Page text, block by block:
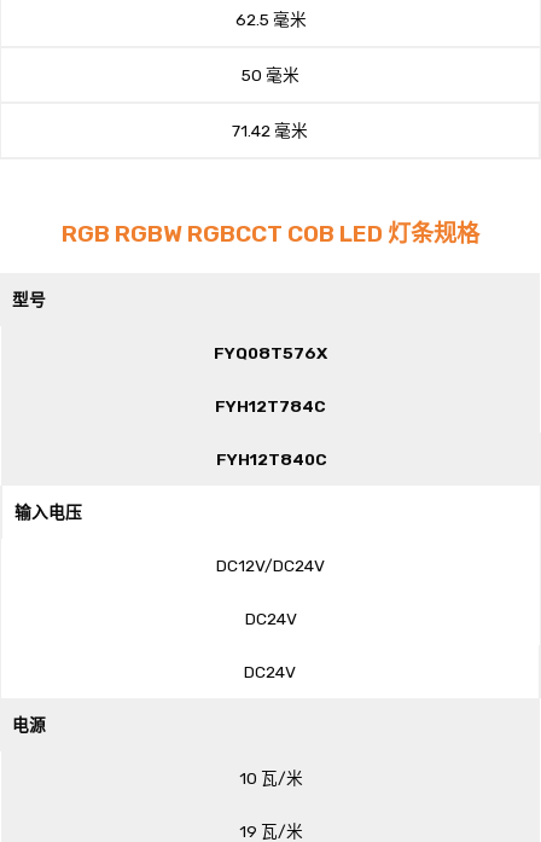
62.5 毫米
50 毫米
71.42 毫米
RGB RGBW RGBCCT COB LED 灯条规格
型号
FYQ08T576X
FYH12T784C
FYH12T840C
输入电压
DC12V/DC24V
DC24V
DC24V
电源
10 瓦/米
19 瓦/米